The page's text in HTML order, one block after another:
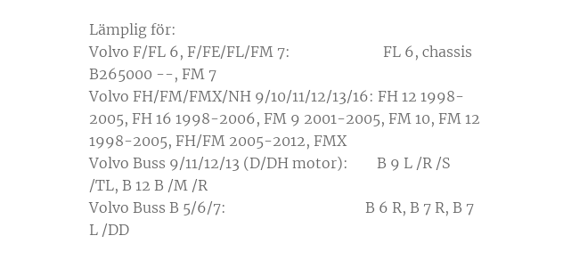
Lämplig för:
Volvo F/FL 6, F/FE/FL/FM 7:
FL 6, chassis
B265000 --, FM 7
Volvo FH/FM/FMX/NH 9/10/11/12/13/16: FH 12 1998-
2005, FH 16 1998-2006, FM 9 2001-2005, FM 10, FM 12
1998-2005, FH/FM 2005-2012, FMX
Volvo Buss 9/11/12/13 (D/DH motor):
B 9 L /R /S
/TL, B 12 B /M /R
Volvo Buss B 5/6/7:
B 6 R, B 7 R, B 7
L /DD